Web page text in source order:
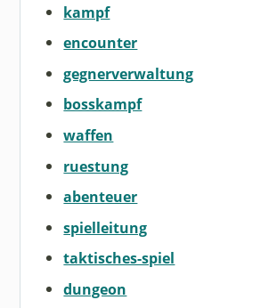
kampf
encounter
gegnerverwaltung
bosskampf
waffen
ruestung
abenteuer
spielleitung
taktisches-spiel
dungeon